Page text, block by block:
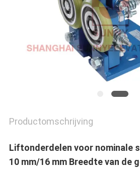
Productomschrijving
Liftonderdelen voor nominale
10 mm/16 mm Breedte van de